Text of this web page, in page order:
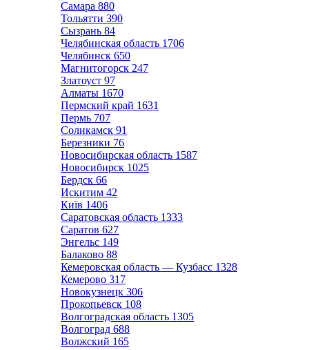
Самара 880
Тольятти 390
Сызрань 84
Челябинская область 1706
Челябинск 650
Магнитогорск 247
Златоуст 97
Алматы 1670
Пермский край 1631
Пермь 707
Соликамск 91
Березники 76
Новосибирская область 1587
Новосибирск 1025
Бердск 66
Искитим 42
Київ 1406
Саратовская область 1333
Саратов 627
Энгельс 149
Балаково 88
Кемеровская область — Кузбасс 1328
Кемерово 317
Новокузнецк 306
Прокопьевск 108
Волгоградская область 1305
Волгоград 688
Волжский 165